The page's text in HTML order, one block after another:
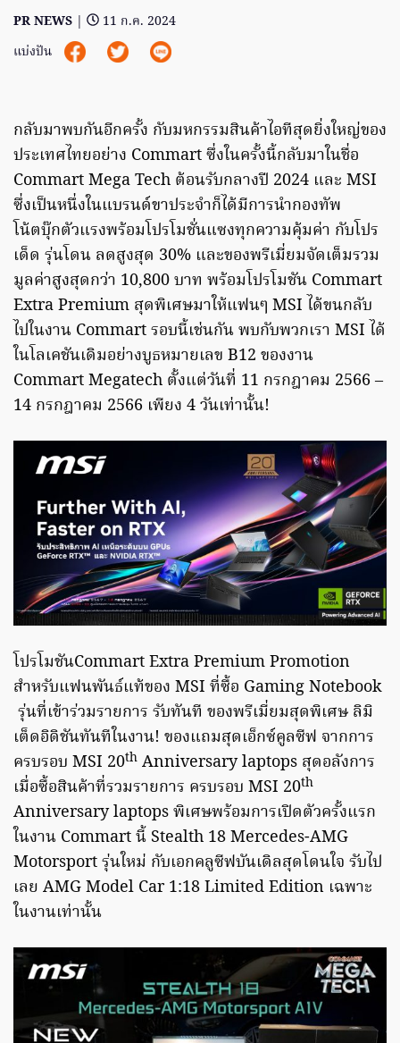
PR NEWS |
11 ก.ค. 2024
แบ่งปัน
กลับมาพบกันอีกครั้ง กับมหกรรมสินค้าไอทีสุดยิ่งใหญ่ของ
ประเทศไทยอย่าง Commart ซึ่งในครั้งนี้กลับมาในชื่อ
Commart Mega Tech ต้อนรับกลางปี 2024 และ MSI
ซึ่งเป็นหนึ่งในแบรนด์ขาประจำก็ได้มีการนำกองทัพ
โน้ตบุ๊กตัวแรงพร้อมโปรโมชั่นแซงทุกความคุ้มค่า กับโปร
เด็ด รุ่นโดน ลดสูงสุด 30% และของพรีเมี่ยมจัดเต็มรวม
มูลค่าสูงสุดกว่า 10,800 บาท พร้อมโปรโมชัน Commart
Extra Premium สุดพิเศษมาให้แฟนๆ MSI ได้ขนกลับ
ไปในงาน Commart รอบนี้เช่นกัน พบกับพวกเรา MSI ได้
ในโลเคชันเดิมอย่างบูธหมายเลข B12 ของงาน
Commart Megatech ตั้งแต่วันที่ 11 กรกฎาคม 2566 –
14 กรกฎาคม 2566 เพียง 4 วันเท่านั้น!
โปรโมชันCommart Extra Premium Promotion
สำหรับแฟนพันธ์แท้ของ MSI ที่ซื้อ Gaming Notebook
รุ่นที่เข้าร่วมรายการ รับทันที ของพรีเมี่ยมสุดพิเศษ ลิมิ
เต็ดอิดิชันทันทีในงาน! ของแถมสุดเอ็กซ์คูลซีฟ จากการ
ครบรอบ MSI 20th Anniversary laptops สุดอลังการ
เมื่อซื้อสินค้าที่รวมรายการ ครบรอบ MSI 20th
Anniversary laptops พิเศษพร้อมการเปิดตัวครั้งแรก
ในงาน Commart นี้ Stealth 18 Mercedes-AMG
Motorsport รุ่นใหม่ กับเอกคลูซีฟบันเดิลสุดโดนใจ รับไป
เลย AMG Model Car 1:18 Limited Edition เฉพาะ
ในงานเท่านั้น